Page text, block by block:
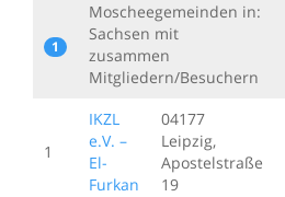
1
Moscheegemeinden in:
Sachsen mit
zusammen
Mitgliedern/Besuchern
1
IKZL
e.V. –
El-
Furkan
04177
Leipzig,
Apostelstraße
19